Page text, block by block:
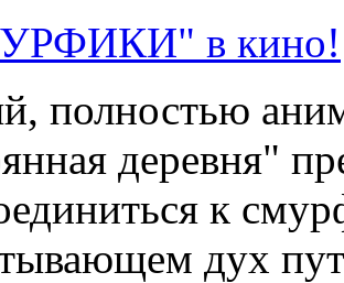
в кино!
полностью
деревня"
к
дух